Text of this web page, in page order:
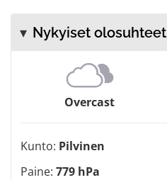
Nykyiset olosuhteet
Overcast
Kunto: Pilvinen
Paine: 779 hPa